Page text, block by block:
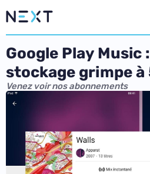
Google Play Music
stockage grimpe
Venez voir nos abonnements